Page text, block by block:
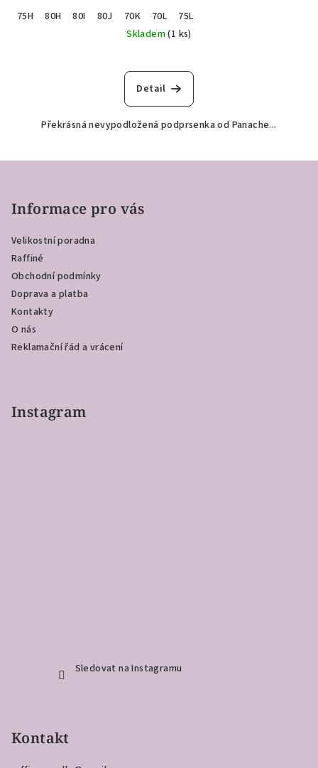
75H
80H 80I 80J 70K 70L
75L
Skladem(1 ks)
Detail
Překrásná nevypodložená podprsenka od Panache...
Informace pro vás
Velikostní poradna
Raffiné
Obchodní podmínky
Doprava a platba
Kontakty
O nás
Reklamační řád a vrácení
Instagram
Sledovat na Instagramu
Kontakt